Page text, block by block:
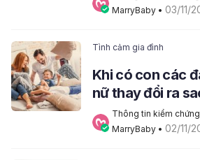
MarryBaby • 03/11/
Tình cảm gia đình
Khi có con các
nữ thay đổi ra
Thông tin kiểm
MarryBaby • 02/11/